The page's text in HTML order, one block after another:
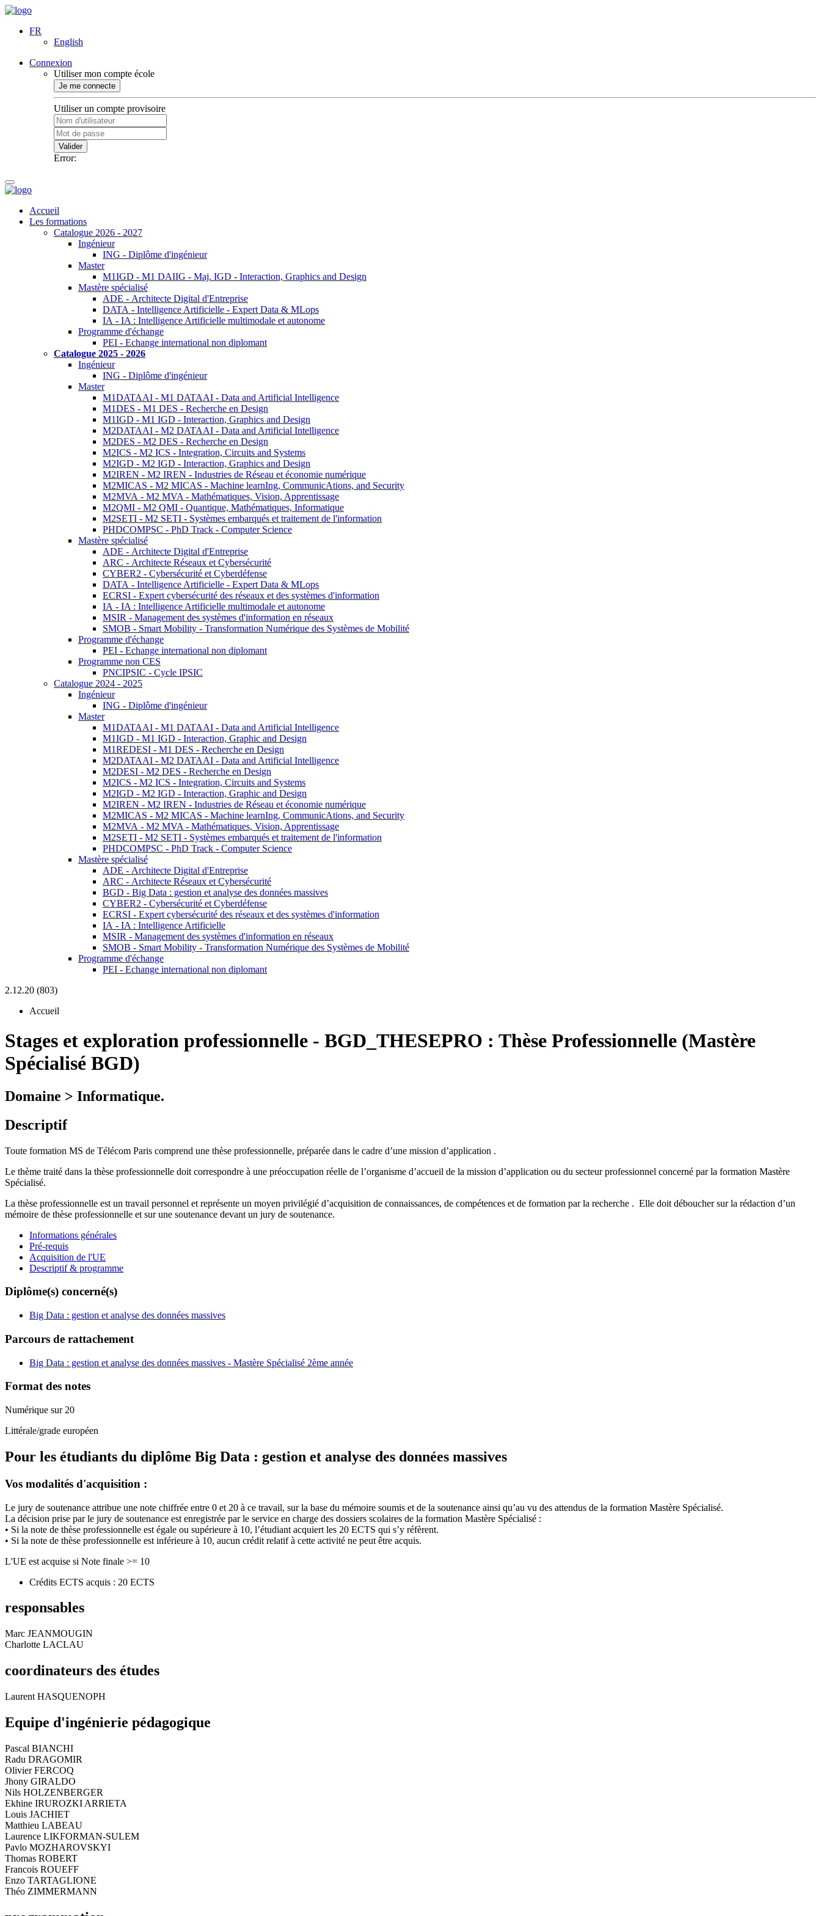
FR
English
Connexion
Utiliser mon compte école
Je me connecte
Utiliser un compte provisoire
Valider
Error:
Accueil
Les formations
Catalogue 2026 - 2027
Ingénieur
ING - Diplôme d'ingénieur
Master
M1IGD - M1 DAIIG - Maj. IGD - Interaction, Graphics and Design
Mastère spécialisé
ADE - Architecte Digital d'Entreprise
DATA - Intelligence Artificielle - Expert Data & MLops
IA - IA : Intelligence Artificielle multimodale et autonome
Programme d'échange
PEI - Echange international non diplomant
Catalogue 2025 - 2026
Ingénieur
ING - Diplôme d'ingénieur
Master
M1DATAAI - M1 DATAAI - Data and Artificial Intelligence
M1DES - M1 DES - Recherche en Design
M1IGD - M1 IGD - Interaction, Graphics and Design
M2DATAAI - M2 DATAAI - Data and Artificial Intelligence
M2DES - M2 DES - Recherche en Design
M2ICS - M2 ICS - Integration, Circuits and Systems
M2IGD - M2 IGD - Interaction, Graphics and Design
M2IREN - M2 IREN - Industries de Réseau et économie numérique
M2MICAS - M2 MICAS - Machine learnIng, CommunicAtions, and Security
M2MVA - M2 MVA - Mathématiques, Vision, Apprentissage
M2QMI - M2 QMI - Quantique, Mathématiques, Informatique
M2SETI - M2 SETI - Systèmes embarqués et traitement de l'information
PHDCOMPSC - PhD Track - Computer Science
Mastère spécialisé
ADE - Architecte Digital d'Entreprise
ARC - Architecte Réseaux et Cybersécurité
CYBER2 - Cybersécurité et Cyberdéfense
DATA - Intelligence Artificielle - Expert Data & MLops
ECRSI - Expert cybersécurité des réseaux et des systèmes d'information
IA - IA : Intelligence Artificielle multimodale et autonome
MSIR - Management des systèmes d'information en réseaux
SMOB - Smart Mobility - Transformation Numérique des Systèmes de Mobilité
Programme d'échange
PEI - Echange international non diplomant
Programme non CES
PNCIPSIC - Cycle IPSIC
Catalogue 2024 - 2025
Ingénieur
ING - Diplôme d'ingénieur
Master
M1DATAAI - M1 DATAAI - Data and Artificial Intelligence
M1IGD - M1 IGD - Interaction, Graphic and Design
M1REDESI - M1 DES - Recherche en Design
M2DATAAI - M2 DATAAI - Data and Artificial Intelligence
M2DESI - M2 DES - Recherche en Design
M2ICS - M2 ICS - Integration, Circuits and Systems
M2IGD - M2 IGD - Interaction, Graphic and Design
M2IREN - M2 IREN - Industries de Réseau et économie numérique
M2MICAS - M2 MICAS - Machine learnIng, CommunicAtions, and Security
M2MVA - M2 MVA - Mathématiques, Vision, Apprentissage
M2SETI - M2 SETI - Systèmes embarqués et traitement de l'information
PHDCOMPSC - PhD Track - Computer Science
Mastère spécialisé
ADE - Architecte Digital d'Entreprise
ARC - Architecte Réseaux et Cybersécurité
BGD - Big Data : gestion et analyse des données massives
CYBER2 - Cybersécurité et Cyberdéfense
ECRSI - Expert cybersécurité des réseaux et des systèmes d'information
IA - IA : Intelligence Artificielle
MSIR - Management des systèmes d'information en réseaux
SMOB - Smart Mobility - Transformation Numérique des Systèmes de Mobilité
Programme d'échange
PEI - Echange international non diplomant
2.12.20 (803)
Accueil
Stages et exploration professionnelle - BGD_THESEPRO : Thèse Professionnelle (Mastère
Spécialisé BGD)
Domaine > Informatique.
Descriptif
Toute formation MS de Télécom Paris comprend une thèse professionnelle, préparée dans le cadre d’une mission d’application .
Le thème traité dans la thèse professionnelle doit correspondre à une préoccupation réelle de l’organisme d’accueil de la mission d’application ou du secteur professionnel concerné par la formation Mastère
Spécialisé.
La thèse professionnelle est un travail personnel et représente un moyen privilégié d’acquisition de connaissances, de compétences et de formation par la recherche . Elle doit déboucher sur la rédaction d’un
mémoire de thèse professionnelle et sur une soutenance devant un jury de soutenance.
Informations générales
Pré-requis
Acquisition de l'UE
Descriptif & programme
Diplôme(s) concerné(s)
Big Data : gestion et analyse des données massives
Parcours de rattachement
Big Data : gestion et analyse des données massives - Mastère Spécialisé 2ème année
Format des notes
Numérique sur 20
Littérale/grade européen
Pour les étudiants du diplôme Big Data : gestion et analyse des données massives
Vos modalités d'acquisition :
Le jury de soutenance attribue une note chiffrée entre 0 et 20 à ce travail, sur la base du mémoire soumis et de la soutenance ainsi qu’au vu des attendus de la formation Mastère Spécialisé.
La décision prise par le jury de soutenance est enregistrée par le service en charge des dossiers scolaires de la formation Mastère Spécialisé :
• Si la note de thèse professionnelle est égale ou supérieure à 10, l’étudiant acquiert les 20 ECTS qui s’y réfèrent.
• Si la note de thèse professionnelle est inférieure à 10, aucun crédit relatif à cette activité ne peut être acquis.
L'UE est acquise si Note finale >= 10
Crédits ECTS acquis : 20 ECTS
responsables
Marc JEANMOUGIN
Charlotte LACLAU
coordinateurs des études
Laurent HASQUENOPH
Equipe d'ingénierie pédagogique
Pascal BIANCHI
Radu DRAGOMIR
Olivier FERCOQ
Jhony GIRALDO
Nils HOLZENBERGER
Ekhine IRUROZKI ARRIETA
Louis JACHIET
Matthieu LABEAU
Laurence LIKFORMAN-SULEM
Pavlo MOZHAROVSKYI
Thomas ROBERT
Francois ROUEFF
Enzo TARTAGLIONE
Théo ZIMMERMANN